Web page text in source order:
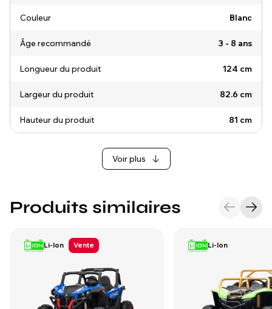
Couleur Blanc
Âge recommandé 3 - 8 ans
Longueur du produit 124 cm
Largeur du produit 82.6 cm
Hauteur du produit 81 cm
Voir plus
Produits similaires
Li-Ion Vente Li-Ion